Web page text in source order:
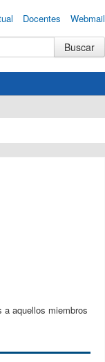
Docentes Webmail
a aquellos miembros